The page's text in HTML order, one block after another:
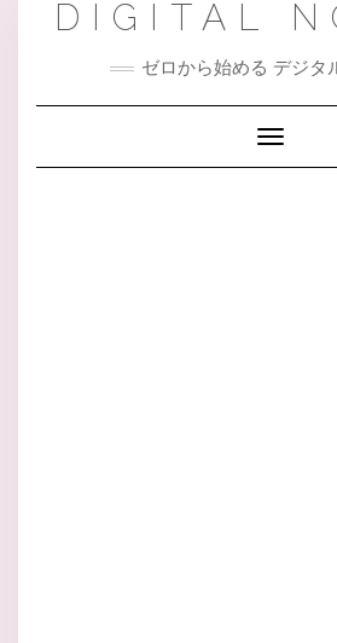
DIGITAL
ゼロから始める デジタ
Toggle